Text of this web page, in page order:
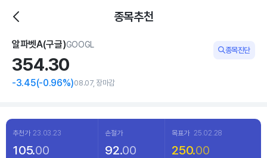
종목추천
알파벳A(구글)GOOGL
종목진단
354.30
-3.45(-0.96%)08.07, 장마감
추천가 23.03.23 손절가 목표가 25.02.28
105.00 92.00 250.00